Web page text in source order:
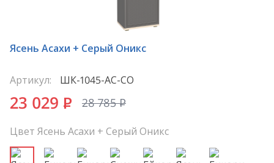
Ясень Асахи + Серый Оникс
Артикул: ШК-1045-АС-СО
23 029 P 28 785P
Цвет Ясень Асахи + Серый Оникс